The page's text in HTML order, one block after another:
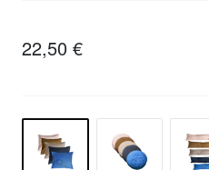
22,50 €